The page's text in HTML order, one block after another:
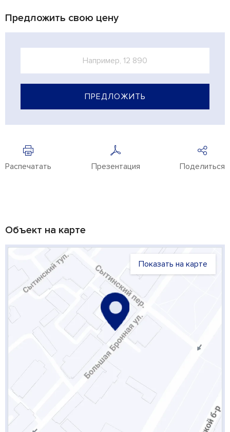
Предложить свою цену
ПРЕДЛОЖИТЬ
Распечатать Презентация Поделиться
Объект на карте
Показать на карте